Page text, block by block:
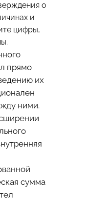
о
и
цифры,
прямо
их
ними.
сумма